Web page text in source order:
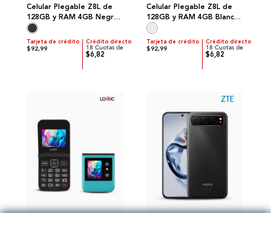
Celular Plegable Z8L de
128GB y RAM 4GB Negro |
Logic
Tarjeta de crédito
$92,99
Crédito directo
18 Cuotas de
$6,82
Celular Plegable Z8L de
128GB y RAM 4GB Blanco
| Logic
Tarjeta de crédito
$92,99
Crédito directo
18 Cuotas de
$6,82